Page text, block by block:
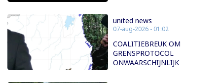
united news
07-aug-2026 - 01:02
COALITIEBREUK OM
GRENSPROTOCOL
ONWAARSCHIJNLIJK